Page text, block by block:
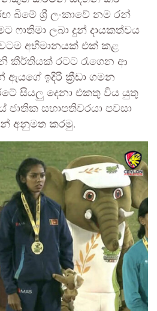
බිමේ ශ්‍රී ලංකාවේ නම රන්
ලබා දුන් දායකත්වය
අභිමානයක් එක් කළ
කීර්තියක් රටට රැගෙන ආ
ඉදිරි ක්‍රීඩා ගමන
සියලු දෙනා එකතු විය යුතු
සභාපතිවරයා පවසා
අනුමත කරමු.